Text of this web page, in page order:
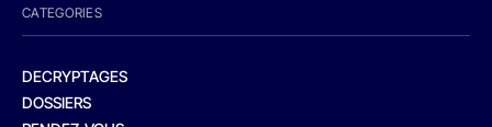
CATEGORIES
DECRYPTAGES
DOSSIERS